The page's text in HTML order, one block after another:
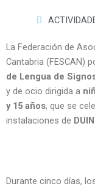
La Federación de
Cantabria (FESCAN)
de Lengua de
y de ocio dirigida a
y 15 años, que se
instalaciones de
Durante cinco días,